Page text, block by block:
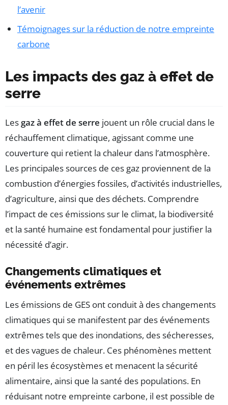
l’avenir
Témoignages sur la réduction de notre empreinte
carbone
Les impacts des gaz à effet de
serre
Les gaz à effet de serre jouent un rôle crucial dans le
réchauffement climatique, agissant comme une
couverture qui retient la chaleur dans l’atmosphère.
Les principales sources de ces gaz proviennent de la
combustion d’énergies fossiles, d’activités industrielles,
d’agriculture, ainsi que des déchets. Comprendre
l’impact de ces émissions sur le climat, la biodiversité
et la santé humaine est fondamental pour justifier la
nécessité d’agir.
Changements climatiques et
événements extrêmes
Les émissions de GES ont conduit à des changements
climatiques qui se manifestent par des événements
extrêmes tels que des inondations, des sécheresses,
et des vagues de chaleur. Ces phénomènes mettent
en péril les écosystèmes et menacent la sécurité
alimentaire, ainsi que la santé des populations. En
réduisant notre empreinte carbone, il est possible de